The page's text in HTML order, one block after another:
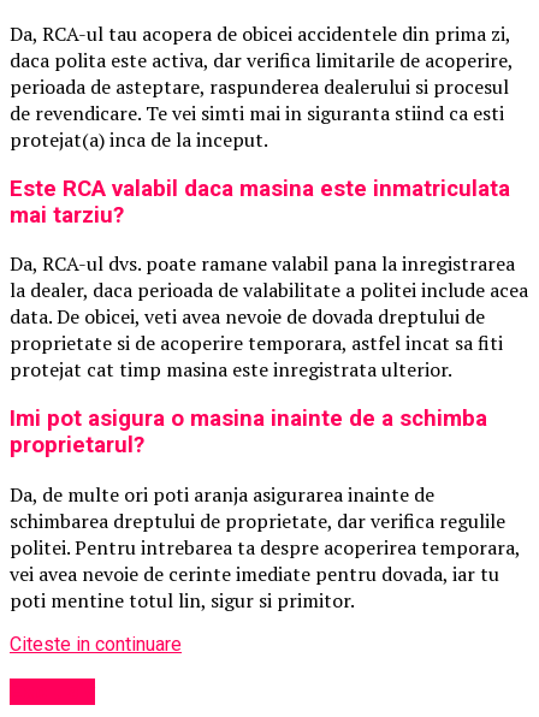
Da, RCA-ul tau acopera de obicei accidentele din prima zi,
daca polita este activa, dar verifica limitarile de acoperire,
perioada de asteptare, raspunderea dealerului si procesul
de revendicare. Te vei simti mai in siguranta stiind ca esti
protejat(a) inca de la inceput.
Este RCA valabil daca masina este inmatriculata
mai tarziu?
Da, RCA-ul dvs. poate ramane valabil pana la inregistrarea
la dealer, daca perioada de valabilitate a politei include acea
data. De obicei, veti avea nevoie de dovada dreptului de
proprietate si de acoperire temporara, astfel incat sa fiti
protejat cat timp masina este inregistrata ulterior.
Imi pot asigura o masina inainte de a schimba
proprietarul?
Da, de multe ori poti aranja asigurarea inainte de
schimbarea dreptului de proprietate, dar verifica regulile
politei. Pentru intrebarea ta despre acoperirea temporara,
vei avea nevoie de cerinte imediate pentru dovada, iar tu
poti mentine totul lin, sigur si primitor.
Citeste in continuare